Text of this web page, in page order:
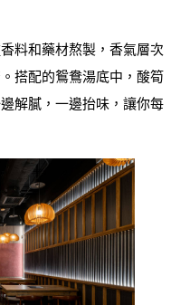
料和藥材熬製，香氣層次
搭配的鴛鴦湯底中，酸筍
解膩，一邊抬味，讓你每